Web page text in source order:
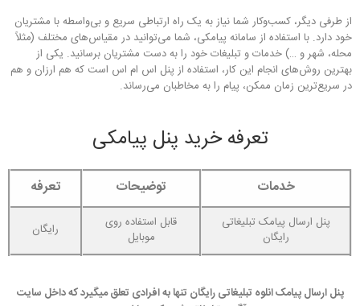
از طرفی دیگر، کسب‌وکار شما نیاز به یک راه ارتباطی سریع و بی‌واسطه با مشتریان
خود دارد. با استفاده از سامانه پیامکی، شما می‌توانید در مقیاس‌های مختلف (مثلاً
محله، شهر و …) خدمات و تبلیغات خود را به دست مشتریان برسانید. یکی از
بهترین روش‌های انجام این کار، استفاده از پنل اس ام اس است که هم ارزان و هم
در سریع‌ترین زمان ممکن، پیام را به مخاطبان می‌رساند.
تعرفه خرید پنل پیامکی
خدمات توضیحات تعرفه
پنل ارسال پیامک تبلیغاتی
رایگان
قابل استفاده روی
موبایل
رایگان
پنل ارسال پیامک انلوه تبلیغاتی رایگان تنها به افرادی تعلق میگیرد که داخل سایت